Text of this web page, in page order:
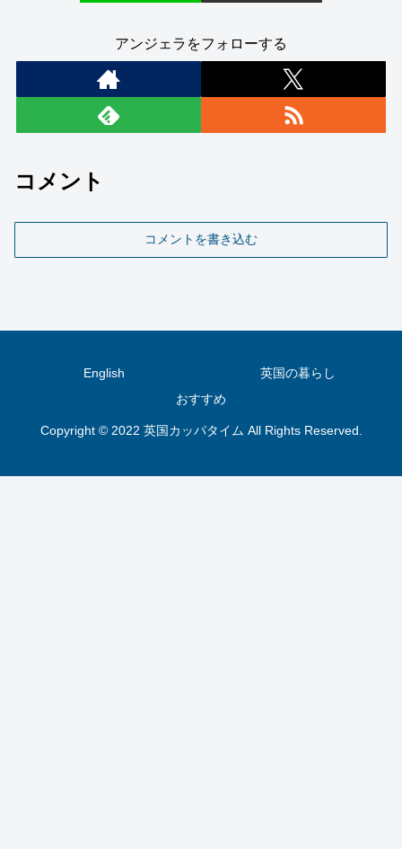
アンジェラをフォローする
コメント
コメントを書き込む
English
英国の暮らし
おすすめ
Copyright © 2022 英国カッパタイム All Rights Reserved.